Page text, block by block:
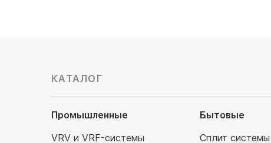
КАТАЛОГ
Промышленные
VRV и VRF-системы
Бытовые
Сплит системы